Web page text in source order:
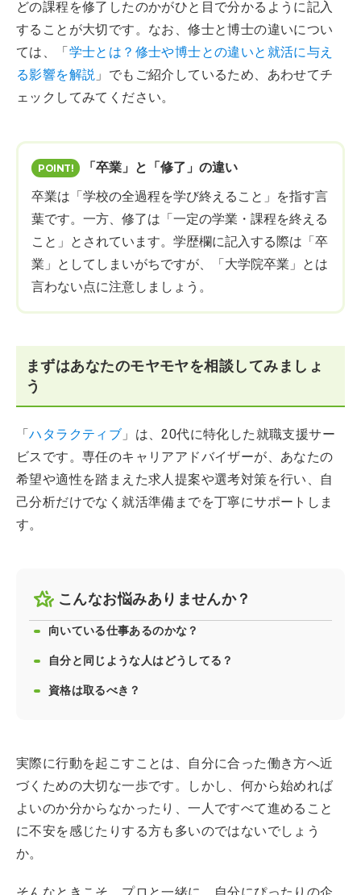
どの課程を修了したのかがひと目で分かるように記入
することが大切です。なお、修士と博士の違いについ
ては、「学士とは？修士や博士との違いと就活に与え
る影響を解説 」でもご紹介しているため、あわせてチ
ェックしてみてください。
「卒業」と「修了」の違い
卒業は「学校の全過程を学び終えること」を指す言
葉です。一方、修了は「一定の学業・課程を終える
こと」とされています。学歴欄に記入する際は「卒
業」としてしまいがちですが、「大学院卒業」とは
言わない点に注意しましょう。
まずはあなたのモヤモヤを相談してみましょ
う
「ハタラクティブ 」は、20代に特化した就職支援サー
ビスです。専任のキャリアアドバイザーが、あなたの
希望や適性を踏まえた求人提案や選考対策を行い、自
己分析だけでなく就活準備までを丁寧にサポートしま
す。
こんなお悩みありませんか？
向いている仕事あるのかな？
自分と同じような人はどうしてる？
資格は取るべき？
実際に行動を起こすことは、自分に合った働き方へ近
づくための大切な一歩です。しかし、何から始めれば
よいのか分からなかったり、一人ですべて進めること
に不安を感じたりする方も多いのではないでしょう
か。